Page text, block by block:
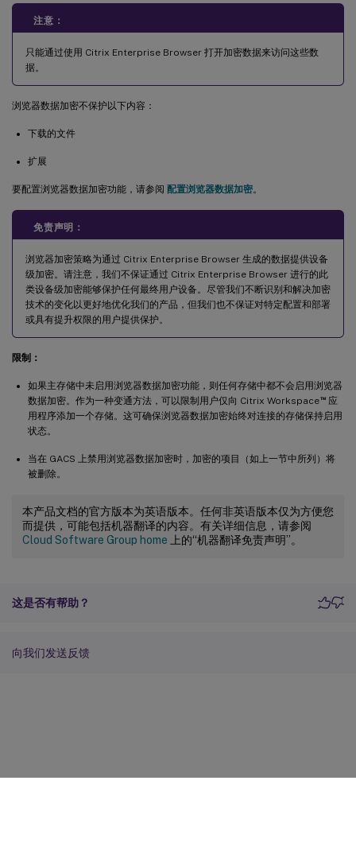
注意：
只能通过使用 Citrix Enterprise Browser 打开加密数据来访问这些数
据。
浏览器数据加密不保护以下内容：
下载的文件
扩展
要配置浏览器数据加密功能，请参阅 配置浏览器数据加密。
免责声明：
浏览器加密策略为通过 Citrix Enterprise Browser 生成的数据提供设备
级加密。请注意，我们不保证通过 Citrix Enterprise Browser 进行的此
类设备级加密能够保护任何最终用户设备。尽管我们不断识别和解决加密
技术的变化以更好地优化我们的产品，但我们也不保证对特定配置和部署
或具有提升权限的用户提供保护。
限制：
如果主存储中未启用浏览器数据加密功能，则任何存储中都不会启用浏览器
数据加密。作为一种变通方法，可以限制用户仅向 Citrix Workspace™应
用程序添加一个存储。这可确保浏览器数据加密始终对连接的存储保持启用
状态。
当在 GACS 上禁用浏览器数据加密时，加密的项目（如上一节中所列）将
被删除。
本产品文档的官方版本为英语版本。任何非英语版本仅为方便您
而提供，可能包括机器翻译的内容。有关详细信息，请参阅
Cloud Software Group home 上的“机器翻译免责声明”。
这是否有帮助？
向我们发送反馈